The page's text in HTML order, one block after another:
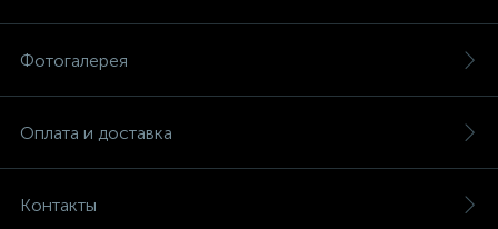
Фотогалерея
Оплата и доставка
Контакты